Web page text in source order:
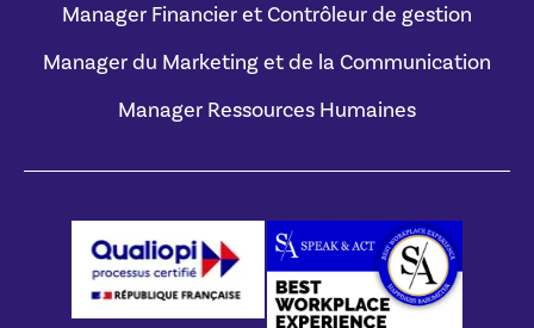
Manager Financier et Contrôleur de gestion
Manager du Marketing et de la Communication
Manager Ressources Humaines